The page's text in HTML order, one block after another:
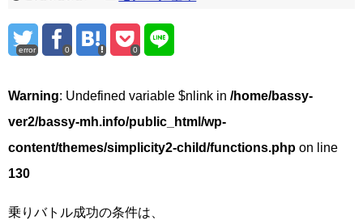
error 0 0
Warning: Undefined variable $nlink in /home/bassy-
ver2/bassy-mh.info/public_html/wp-
content/themes/simplicity2-child/functions.php on line
130
乗りバトル成功の条件は、